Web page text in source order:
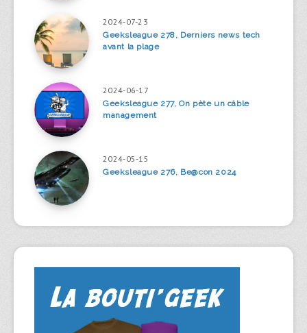
2024-07-23
Geeksleague 278, Derniers news tech
avant la plage
2024-06-17
Geeksleague 277, On pète un câble
management
2024-05-15
Geeksleague 276, Be@con 2024